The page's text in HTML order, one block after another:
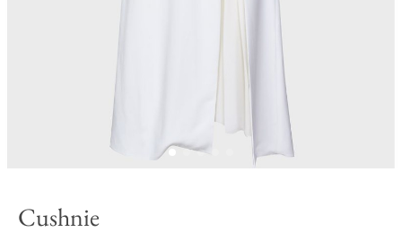
Cushnie